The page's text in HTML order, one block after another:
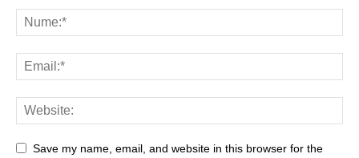
Save my name, email, and website in this browser for the